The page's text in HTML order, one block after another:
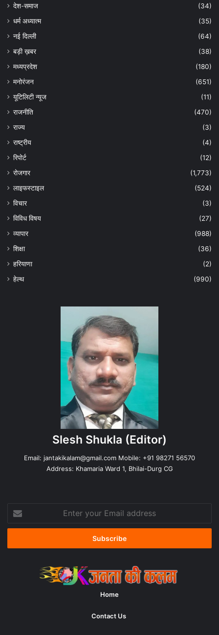
देश-समाज
(34)
धर्म अध्यात्म
(35)
नई दिल्ली
(64)
बड़ी ख़बर
(38)
मध्यप्रदेश
(180)
मनोरंजन
(651)
यूटिलिटी न्यूज
(11)
राजनीति
(470)
राज्य
(3)
राष्ट्रीय
(4)
रिपोर्ट
(12)
रोजगार
(1,773)
लाइफस्टाइल
(524)
विचार
(3)
विविध विषय
(27)
व्यापार
(988)
शिक्षा
(36)
हरियाणा
(2)
हेल्‍थ
(990)
Slesh Shukla (Editor)
Email: jantakikalam@gmail.com Mobile: +91 98271 56570
Address: Khamaria Ward 1, Bhilai-Durg CG
your
Email
Home
Contact Us